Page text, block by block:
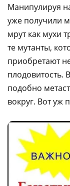
Манипулируя
уже получили
мрут как мухи
те мутанты,
приобретают
плодовитость.
подобно
вокруг. Вот уж